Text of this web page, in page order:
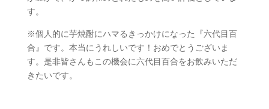
す。
※個人的に芋焼酎にハマるきっかけになった『六代目百
合』です。本当にうれしいです！おめでとうございま
す。是非皆さんもこの機会に六代目百合をお飲みいただ
きたいです。